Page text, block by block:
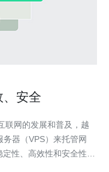
、安全
器（VPS）来托管网
性、高效性和安全性是